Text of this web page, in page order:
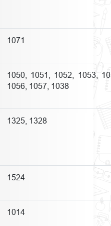
1071
1050, 1051, 1052, 1053,
1056, 1057, 1038
1325, 1328
1524
1014